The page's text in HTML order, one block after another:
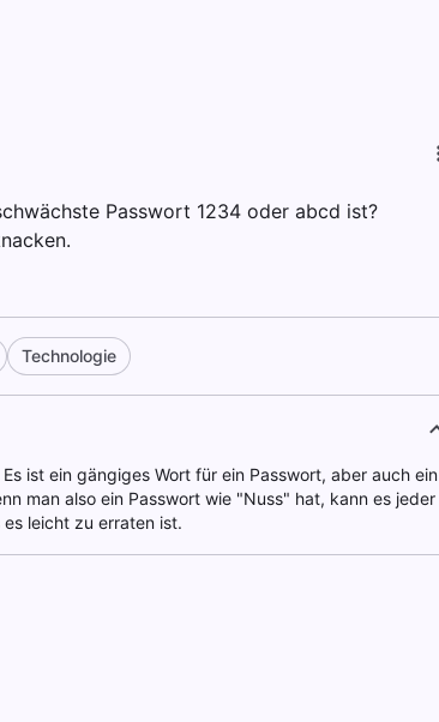
Passwort 1234 oder abcd ist?
Technologie
ist ein gängiges Wort für ein Passwort, aber auch ein
man also ein Passwort wie "Nuss" hat, kann es jeder
leicht zu erraten ist.